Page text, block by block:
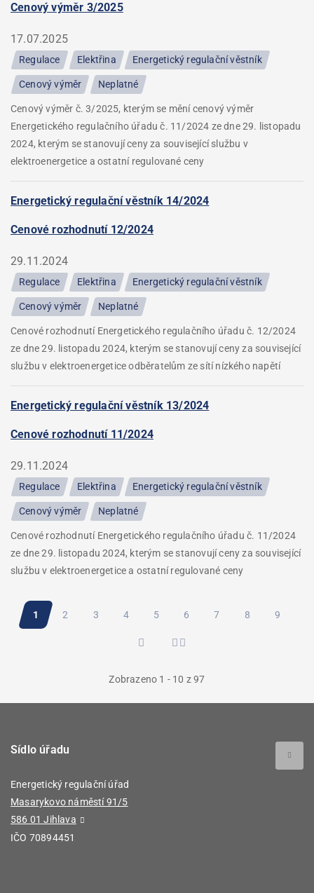
Cenový výměr 3/2025
17.07.2025
Regulace Elektřina Energetický regulační věstník
Cenový výměr Neplatné
Cenový výměr č. 3/2025, kterým se mění cenový výměr
Energetického regulačního úřadu č. 11/2024 ze dne 29. listopadu
2024, kterým se stanovují ceny za související službu v
elektroenergetice a ostatní regulované ceny
Energetický regulační věstník 14/2024
Cenové rozhodnutí 12/2024
29.11.2024
Regulace Elektřina Energetický regulační věstník
Cenový výměr Neplatné
Cenové rozhodnutí Energetického regulačního úřadu č. 12/2024
ze dne 29. listopadu 2024, kterým se stanovují ceny za související
službu v elektroenergetice odběratelům ze sítí nízkého napětí
Energetický regulační věstník 13/2024
Cenové rozhodnutí 11/2024
29.11.2024
Regulace Elektřina Energetický regulační věstník
Cenový výměr Neplatné
Cenové rozhodnutí Energetického regulačního úřadu č. 11/2024
ze dne 29. listopadu 2024, kterým se stanovují ceny za související
službu v elektroenergetice a ostatní regulované ceny
Aktuální
1 Stránka
2 Stránka
3 Stránka
4 Stránka
5 Stránka
6 Stránka
7 Stránka
8 Stránka
9
Zobrazeno 1 - 10 z 97
Sídlo úřadu
Energetický regulační úřad
Masarykovo náměstí 91/5
586 01 Jihlava
IČO 70894451